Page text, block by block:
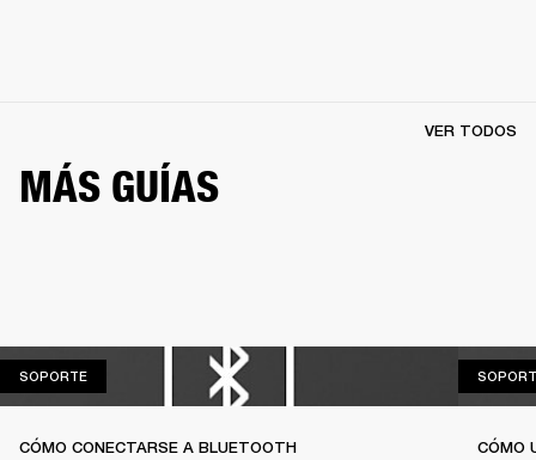
MÁS GUÍAS
VER TODOS
SOPORTESOPORTE
CÓMO CONECTARSE A BLUETOOTH CÓMO